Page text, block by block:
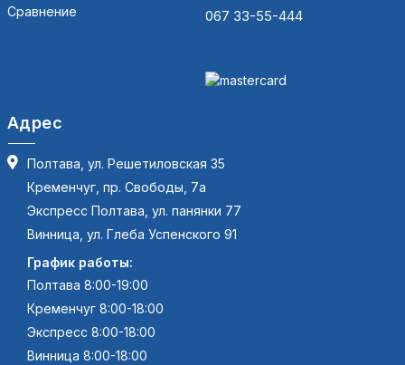
Сравнение
067 33-55-444
Адрес
Полтава, ул. Решетиловская 35
Кременчуг, пр. Свободы, 7а
Экспресс Полтава, ул. панянки 77
Винница, ул. Глеба Успенского 91
График работы:
Полтава 8:00-19:00
Кременчуг 8:00-18:00
Экспресс 8:00-18:00
Винница 8:00-18:00